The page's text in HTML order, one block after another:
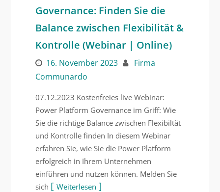
Governance: Finden Sie die
Balance zwischen Flexibilität &
Kontrolle (Webinar | Online)
16. November 2023
Firma
Communardo
07.12.2023 Kostenfreies live Webinar:
Power Platform Governance im Griff: Wie
Sie die richtige Balance zwischen Flexibiltät
und Kontrolle finden In diesem Webinar
erfahren Sie, wie Sie die Power Platform
erfolgreich in Ihrem Unternehmen
einführen und nutzen können. Melden Sie
sich
Weiterlesen